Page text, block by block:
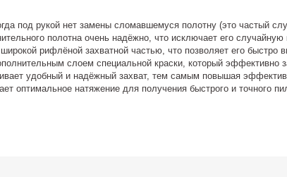
под рукой нет замены сломавшемуся полотну (это частый
полотна очень надёжно, что исключает его
рифлёной захватной частью, что позволяет его быстро
слоем специальной краски, который эффективно
удобный и надёжный захват, тем самым повышая
оптимальное натяжение для получения быстрого и точного